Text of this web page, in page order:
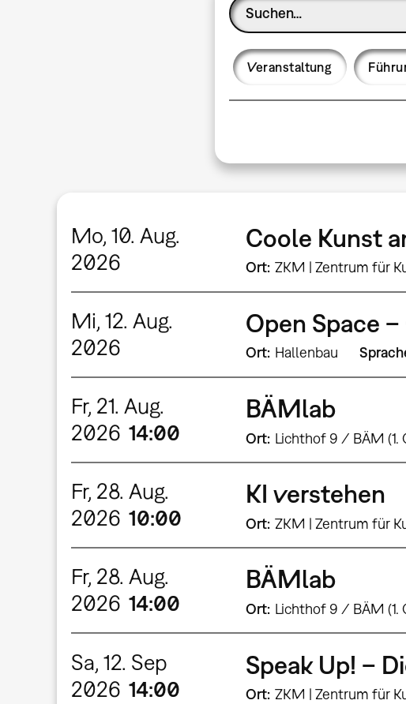
Veranstaltung
Mo, 10. Aug.
2026
Coole Kunst
Ort ZKM | Zentrum für
Mi, 12. Aug.
2026
Open Space
Ort Hallenbau
Fr, 21. Aug.
2026 14:00
BÄMlab
Ort Lichthof 9 / BÄM (1.
Fr, 28. Aug.
2026 10:00
KI verstehen
Ort ZKM | Zentrum für
Fr, 28. Aug.
2026 14:00
BÄMlab
Ort Lichthof 9 / BÄM (1.
Sa, 12. Sep
2026 14:00
Speak Up! –
Ort ZKM | Zentrum für